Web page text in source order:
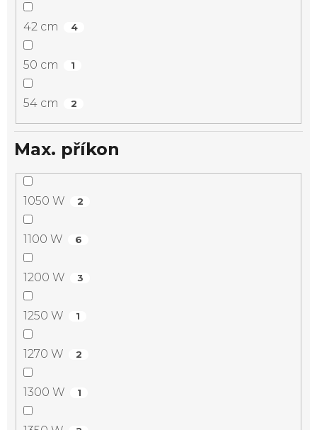
42 cm 4
50 cm 1
54 cm 2
Max. příkon
1050 W 2
1100 W 6
1200 W 3
1250 W 1
1270 W 2
1300 W 1